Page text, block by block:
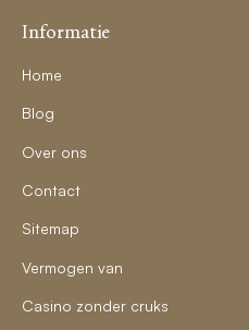
Informatie
Home
Blog
Over ons
Contact
Sitemap
Vermogen van
Casino zonder cruks